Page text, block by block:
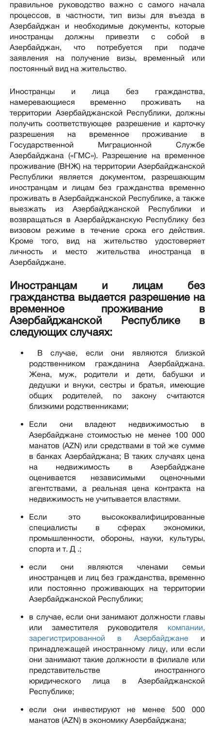
правильное руководство важно с самого начала
процессов, в частности, тип визы для въезда в
Азербайджан и необходимые документы, которые
иностранцы должны привезти с собой в
Азербайджан, что потребуется при подаче
заявления на получение визы, временный или
постоянный вид на жительство.
Иностранцы и лица без гражданства,
намеревающиеся временно проживать на
территории Азербайджанской Республики, должны
получить соответствующее разрешение и карточку
разрешения на временное проживание в
Государственной Миграционной Службе
Азербайджана («ГМС»). Разрешение на временное
проживание (ВНЖ) на территории Азербайджанской
Республики является документом, разрешающим
иностранцам и лицам без гражданства временно
проживать в Азербайджанской Республике, а также
выезжать из Азербайджанской Республики и
возвращаться в Азербайджанскую Республику без
визовом режиме в течение срока его действия.
Кроме того, вид на жительство удостоверяет
личность и место жительства иностранца в
Азербайджане.
Иностранцам и лицам без
гражданства выдается разрешение на
временное проживание в
Азербайджанской Республике в
следующих случаях:
В случае, если они являются близкой
родственником гражданина Азербайджана.
Жена, муж, родители и дети, бабушки и
дедушки и внуки, сестры и братья, имеющие
общих родителей, по закону считаются
близкими родственниками;
Если они владеют недвижимостью в
Азербайджане стоимостью не менее 100 000
манатов (AZN) или средствами в той же сумме
в банках Азербайджана; В таких случаях цена
на недвижимость в Азербайджане
оценивается независимыми оценочными
агентствами, а реальная цена контракта на
недвижимость не учитывается властями.
Если это высококвалифицированные
специалисты в сферах экономики,
промышленности, обороны, науки, культуры,
спорта и т. Д .;
если они являются членами семьи
иностранцев и лиц без гражданства, временно
или постоянно проживающих на территории
Азербайджанской Республики;
в случае, если они занимают должности главы
или заместителя руководителя компании,
зарегистрированной в Азербайджане и
принадлежащей иностранному лицу, или если
они занимают такие должности в филиале или
представительстве иностранного
юридического лица в Азербайджанской
Республике;
если они инвестируют не менее 500 000
манатов (AZN) в экономику Азербайджана;